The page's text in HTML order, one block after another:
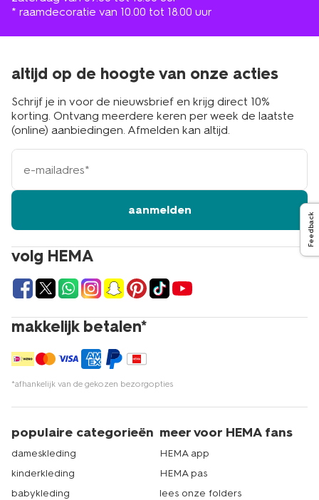
Feedback
* raamdecoratie van 10.00 tot 18.00 uur
volg HEMA
makkelijk betalen*
*afhankelijk van de gekozen bezorgopties
altijd op de hoogte van onze acties
Schrijf je in voor de nieuwsbrief en krijg direct 10%
korting. Ontvang meerdere keren per week de laatste
(online) aanbiedingen. Afmelden kan altijd.
e-
mailadres
aanmelden
populaire categorieën
dameskleding
kinderkleding
babykleding
meer voor HEMA fans
HEMA app
HEMA pas
lees onze folders